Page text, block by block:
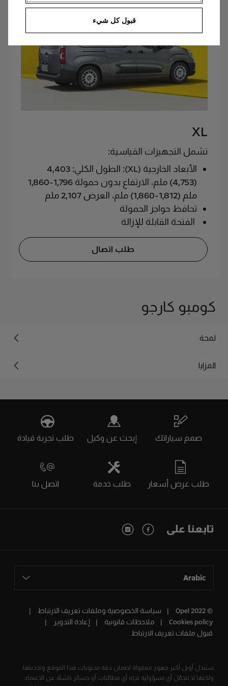
XL
تشمل التجهيزات القياسية:
الأبعاد الخارجية (XL): الطول الكلي: 4,403
(4,753) ملم، الارتفاع بدون حمولة 1,796-1,860
ملم (1,812-1,860) ملم، العرض 2,107 ملم
تحافظ حواجز الحمولة
الفتحة القابلة للإزالة
طلب اتصال
كومبو كارجو
لمحة
المزايا
صمم سياراتك إبحث عن وكيل طلب تجربة قيادة
طلب عرض أسعار طلب خدمة اتصل بنا
تابعنا على
Arabic
© Opel 2022
سياسة الخصوصية وملفات تعريف الارتباط
Cookies policy
ملاحظات قانونية
إعادة التدوير
قبول ملفات تعريف الارتباط
ستبذل أوبل أكبر جهودٍ معقولة لضمان دقة محتويات هذا الموقع وتحديثها،
ولكنها لا تتحمّل أي مسؤولية تجاه أي مطالبات أو خسائر ناشئة عن الاعتماد
قبول كل شيء